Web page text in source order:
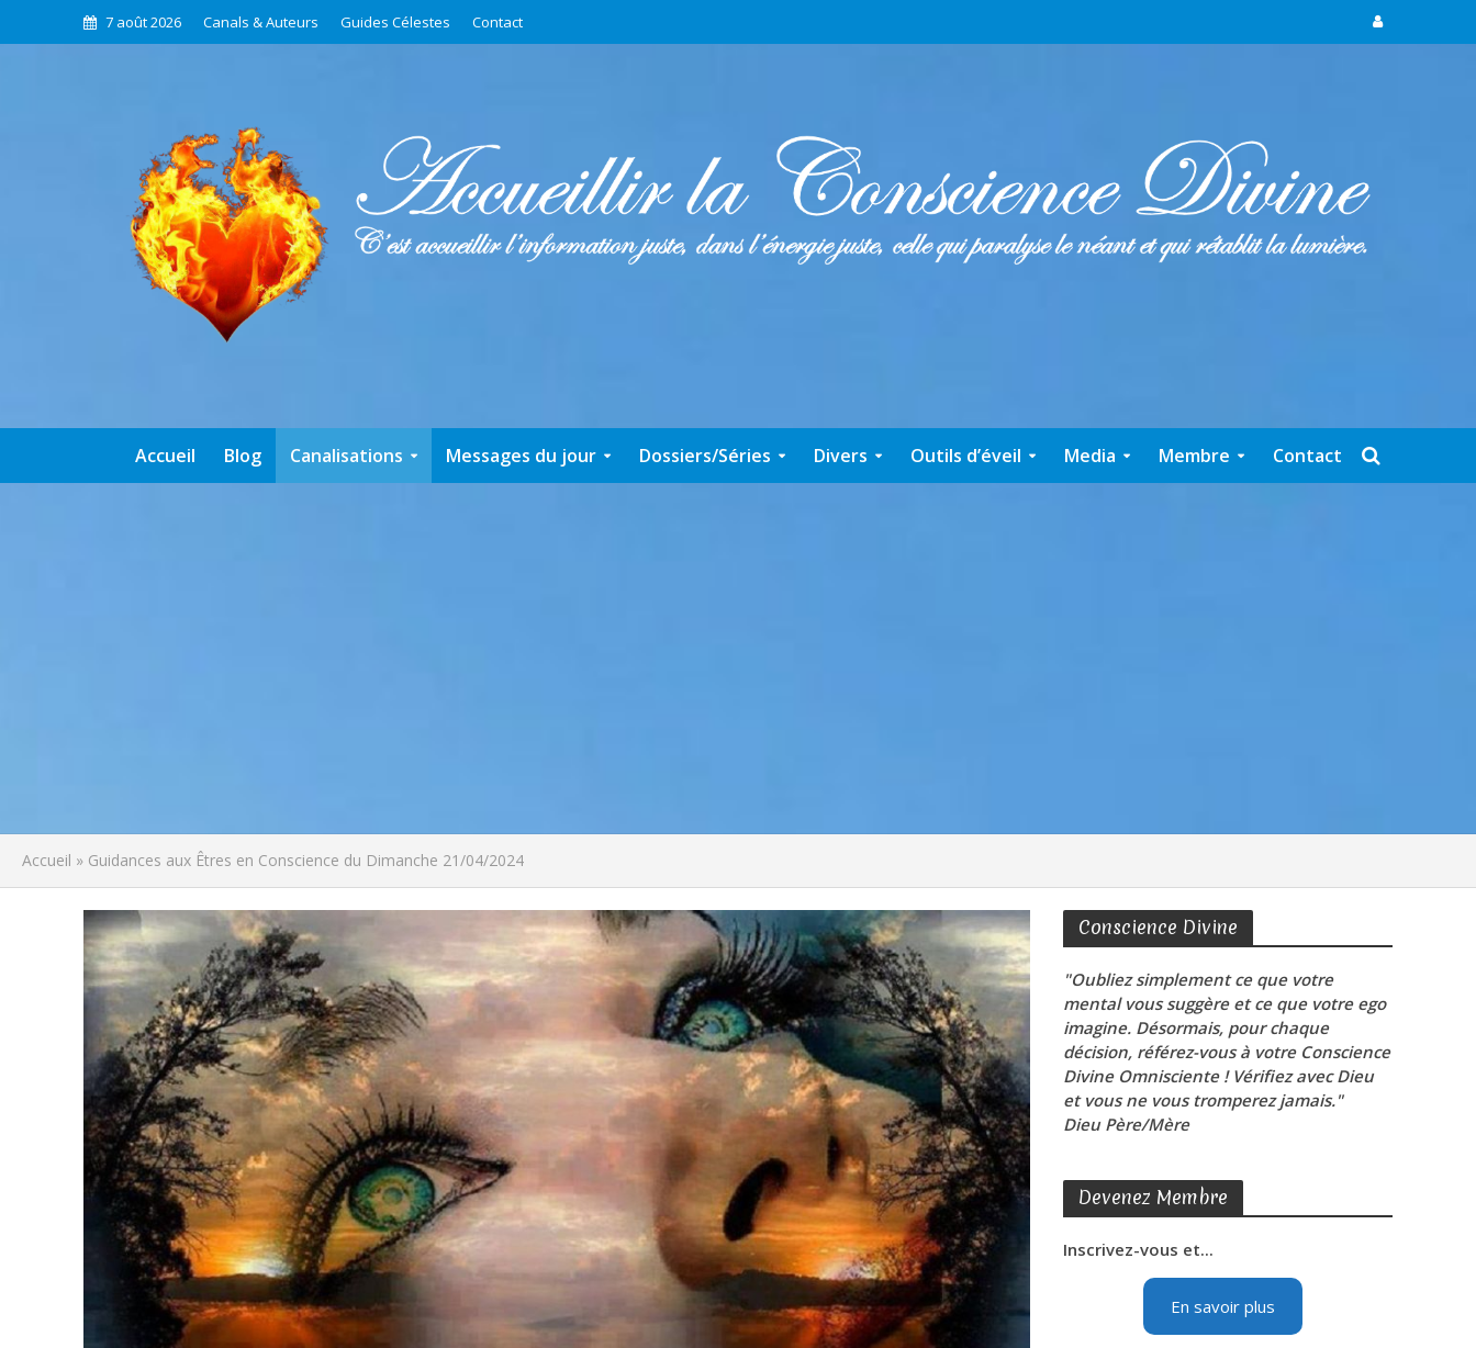
7 août 2026 Canals & Auteurs Guides Célestes Contact
Accueil Blog Canalisations Messages du jour Dossiers/Séries Divers Outils d’éveil Media Membre Contact
Accueil » Guidances aux Êtres en Conscience du Dimanche 21/04/2024
Conscience Divine
"Oubliez simplement ce que votre
mental vous suggère et ce que votre ego
imagine. Désormais, pour chaque
décision, référez-vous à votre Conscience
Divine Omnisciente ! Vérifiez avec Dieu
et vous ne vous tromperez jamais."
Dieu Père/Mère
Devenez Membre
Inscrivez-vous et...
En savoir plus